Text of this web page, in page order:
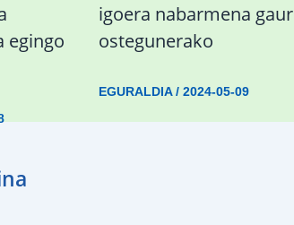
egingo
igoera nabarmena gaur
ostegunerako
EGURALDIA/2024-05-09